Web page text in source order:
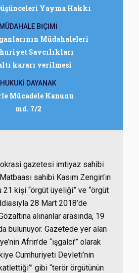
Yayma Hakkı
MÜDAHALE BİÇİMİ
Müdahaleleri
Savcılıkları
kararı verilmesi
HUKUKİ DAYANAK
Mücadele Kanunu
md. 7/2
gazetesi imtiyaz sahibi
sahibi Kasım Zengin’ın
21 kişi “örgüt üyeliği” ve “örgüt
28 Mart 2018’de
alınanlar arasında, 19
bulunuyor. Gazetede yer alan
Afrin’de “işgalci’” olarak
Cumhuriyeti Devleti’nin
gibi “terör örgütünün